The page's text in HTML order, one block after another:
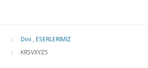
Dini , ESERLERİMİZ
KRSVXYZ5